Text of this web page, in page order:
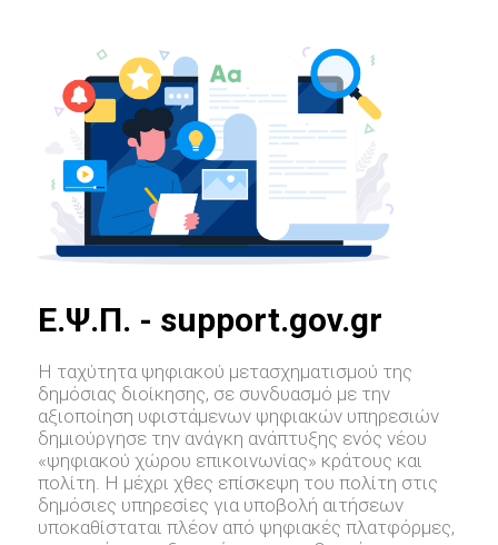
E.Ψ.Π. - support.gov.gr
Η ταχύτητα ψηφιακού μετασχηματισμού της
δημόσιας διοίκησης, σε συνδυασμό με την
αξιοποίηση υφιστάμενων ψηφιακών υπηρεσιών
δημιούργησε την ανάγκη ανάπτυξης ενός νέου
«ψηφιακού χώρου επικοινωνίας» κράτους και
πολίτη. Η μέχρι χθες επίσκεψη του πολίτη στις
δημόσιες υπηρεσίες για υποβολή αιτήσεων
υποκαθίσταται πλέον από ψηφιακές πλατφόρμες,